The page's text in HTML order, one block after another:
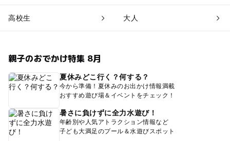
高校生 大人
親子のおでかけ特集 8月
夏休みどこ行く？何する？
今から準備！夏休みのお出かけ情報満載
おすすめ遊び場＆イベントをチェック！
暑さに負けずに全力水遊び！
年齢別や人気アトラクション情報など
子ども大満足のプール＆水遊びスポット